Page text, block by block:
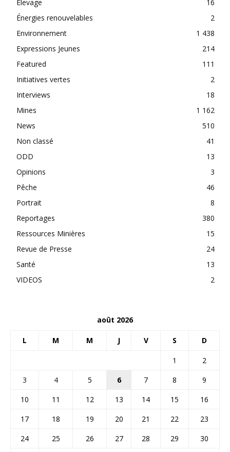
Elevage
16
Énergies renouvelables
2
Environnement
1 438
Expressions Jeunes
214
Featured
111
Initiatives vertes
2
Interviews
18
Mines
1 162
News
510
Non classé
41
ODD
13
Opinions
3
Pêche
46
Portrait
8
Reportages
380
Ressources Minières
15
Revue de Presse
24
Santé
13
VIDEOS
2
août 2026
L M M J V S D
1
2
3
4 5 6 7 8
9
10
11 12 13 14 15
16
17
18 19 20 21 22
23
24
25 26 27 28 29
30